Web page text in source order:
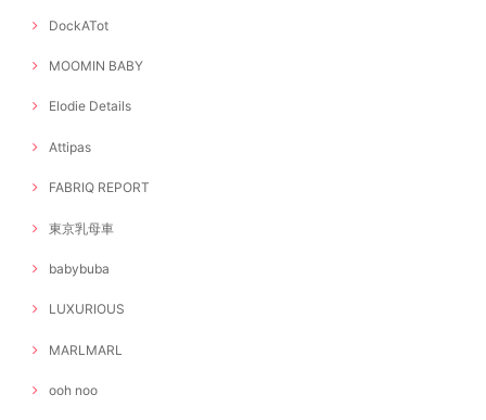
DockATot
MOOMIN BABY
Elodie Details
Attipas
FABRIQ REPORT
東京乳母車
babybuba
LUXURIOUS
MARLMARL
ooh noo